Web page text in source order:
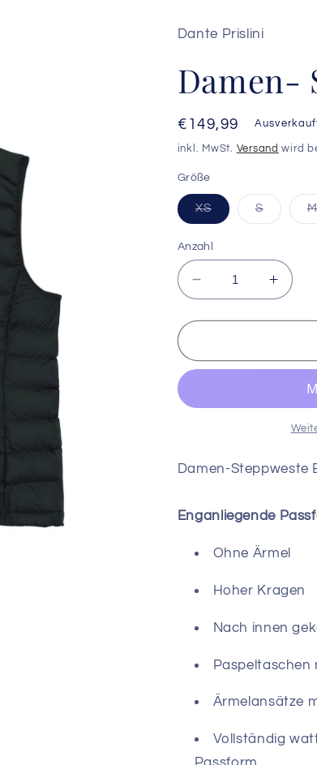
Dante Prislini
Damen-
Normaler
Preis
€149,99
inkl. MwSt. Versand wird
Größe
XSVariante
ausverkauft
nicht
verfügbar
SVarianteM
Anzahl
Verringere
die
Menge
Damen-
Erhöhe
die
Black
Damen-Steppweste
Enganliegende
Ohne Ärmel
Hoher Kragen
Nach innen
Paspeltaschen
Ärmelansätze
Vollständig